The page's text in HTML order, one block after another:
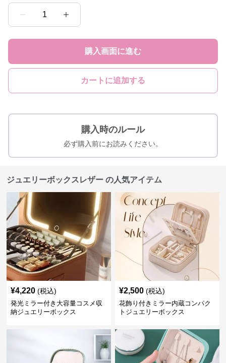
1
購入画面に進む
カートに追加する
購入時のルール
必ず購入前にお読みください。
ジュエリーボックスレザー の人気アイテム
¥4,220 (税込)
発光ミラー付き大容量コスメ収
納ジュエリーボックス
¥2,500 (税込)
花飾り付きミラー内蔵コンパク
トジュエリーボックス